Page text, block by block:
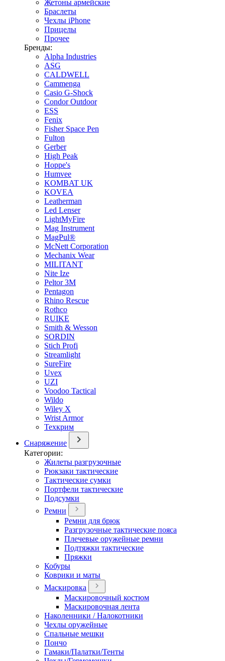
Жетоны армейские
Браслеты
Чехлы iPhone
Прицелы
Прочее
Бренды:
Alpha Industries
ASG
CALDWELL
Cammenga
Casio G-Shock
Condor Outdoor
ESS
Fenix
Fisher Space Pen
Fulton
Gerber
High Peak
Hoppe's
Humvee
KOMBAT UK
KOVEA
Leatherman
Led Lenser
LightMyFire
Mag Instrument
MagPul®
McNett Corporation
Mechanix Wear
MILITANT
Nite Ize
Peltor 3M
Pentagon
Rhino Rescue
Rothco
RUIKE
Smith & Wesson
SORDIN
Stich Profi
Streamlight
SureFire
Uvex
UZI
Voodoo Tactical
Wildo
Wiley X
Wrist Armor
Техкрим
Снаряжение
Категории:
Жилеты разгрузочные
Рюкзаки тактические
Тактические сумки
Портфели тактические
Подсумки
Ремни
Ремни для брюк
Разгрузочные тактические пояса
Плечевые оружейные ремни
Подтяжки тактические
Пряжки
Кобуры
Коврики и маты
Маскировка
Маскировочный костюм
Маскировочная лента
Наколенники / Налокотники
Чехлы оружейные
Спальные мешки
Пончо
Гамаки/Палатки/Тенты